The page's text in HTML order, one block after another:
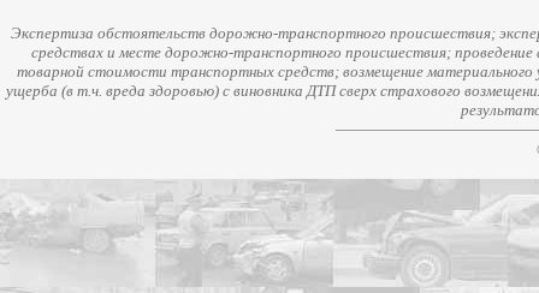
Экспертиза обстоятельств дорожно-транспортного происшествия;
средствах и месте дорожно-транспортного происшествия;
товарной стоимости транспортных средств; возмещение
ущерба (в т.ч. вреда здоровью) с виновника ДТП сверх страхового